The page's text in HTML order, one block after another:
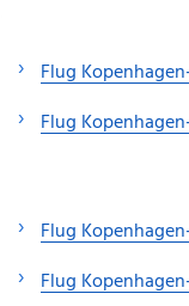
Flug
Flug
Flug
Flug